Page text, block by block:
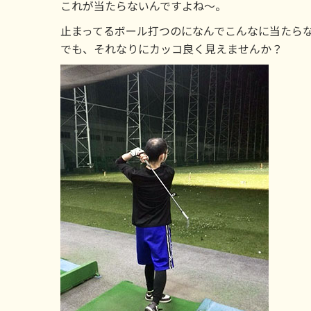
これが当たらないんですよね～。
止まってるボール打つのになんでこんなに当たら
でも、それなりにカッコ良く見えませんか？